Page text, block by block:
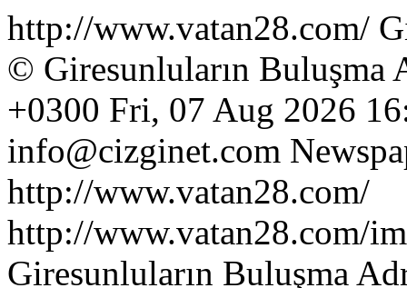
http://www.vatan28.com/
© Giresunluların Buluşma
+0300 Fri, 07 Aug 2026
info@cizginet.com
http://www.vatan28.com/
http://www.vatan28.com/
Giresunluların Buluşma